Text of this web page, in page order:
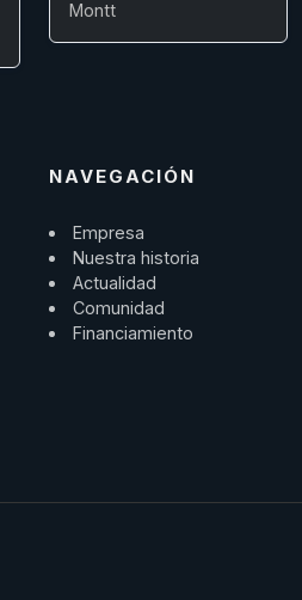
Montt
NAVEGACIÓN
Empresa
Nuestra historia
Actualidad
Comunidad
Financiamiento